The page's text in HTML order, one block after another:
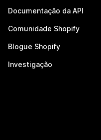
Documentação da API
Comunidade Shopify
Blogue Shopify
Investigação